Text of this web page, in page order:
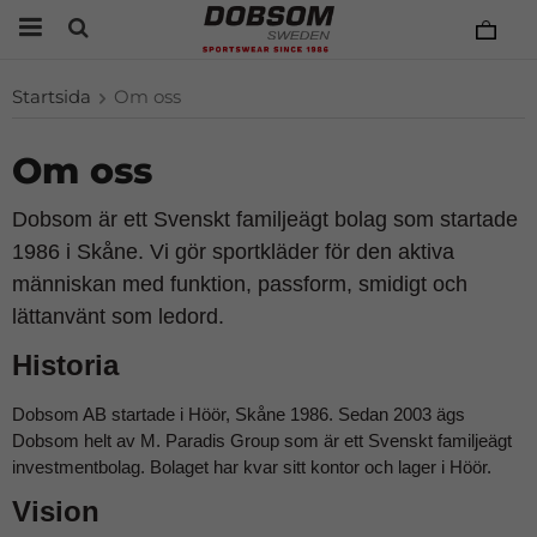
Startsida Om oss
Om oss
Dobsom är ett Svenskt familjeägt bolag som startade
1986 i Skåne. Vi gör sportkläder för den aktiva
människan med funktion, passform, smidigt och
lättanvänt som ledord.
Historia
Dobsom AB startade i Höör, Skåne 1986. Sedan 2003 ägs
Dobsom helt av M. Paradis Group som är ett Svenskt familjeägt
investmentbolag. Bolaget har kvar sitt kontor och lager i Höör.
Vision